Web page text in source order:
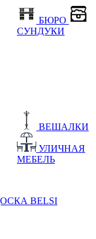
БЮРО
СУНДУКИ
ВЕШАЛКИ
УЛИЧНАЯ
МЕБЕЛЬ
BELSI